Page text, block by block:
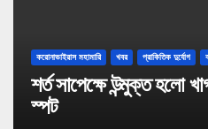
করোনাভাইরাস মহামারি খবর প্রাকিতিক দুর্যোগ
শর্ত সাপেক্ষে উন্মুক্ত হলো
স্পট